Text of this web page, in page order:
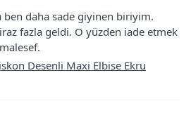
ben daha sade giyinen biriyim.
fazla geldi. O yüzden iade etmek
Desenli Maxi Elbise Ekru